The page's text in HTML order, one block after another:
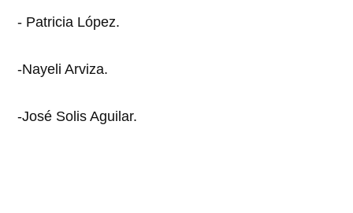
- Patricia López.
-Nayeli Arviza.
-José Solis Aguilar.